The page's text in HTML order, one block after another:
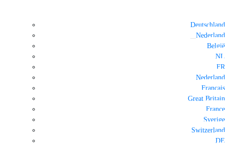
Deutschland
Nederland
België
NL
FR
Nederland
Français
Great Britain
France
Sverige
Switzerland
DE